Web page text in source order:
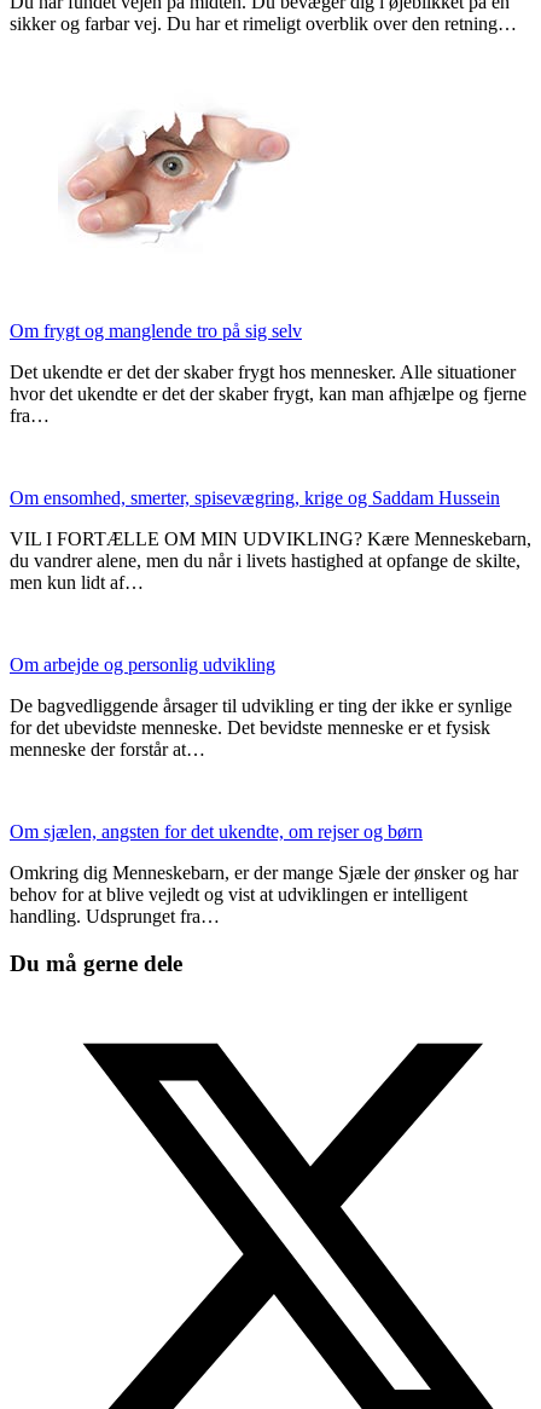
sikker og farbar vej. Du har et rimeligt overblik over den retning…
Om frygt og manglende tro på sig selv
Det ukendte er det der skaber frygt hos mennesker. Alle situationer
hvor det ukendte er det der skaber frygt, kan man afhjælpe og fjerne
fra…
Om ensomhed, smerter, spisevægring, krige og Saddam Hussein
VIL I FORTÆLLE OM MIN UDVIKLING? Kære Menneskebarn,
du vandrer alene, men du når i livets hastighed at opfange de skilte,
men kun lidt af…
Om arbejde og personlig udvikling
De bagvedliggende årsager til udvikling er ting der ikke er synlige
for det ubevidste menneske. Det bevidste menneske er et fysisk
menneske der forstår at…
Om sjælen, angsten for det ukendte, om rejser og børn
Omkring dig Menneskebarn, er der mange Sjæle der ønsker og har
behov for at blive vejledt og vist at udviklingen er intelligent
handling. Udsprunget fra…
Du må gerne dele